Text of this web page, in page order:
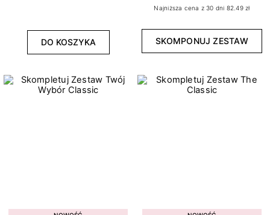
DO KOSZYKA
Najniższa cena z 30 dni 82.49 zł
SKOMPONUJ ZESTAW